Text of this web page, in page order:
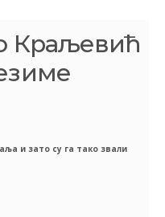
Краљевић
и зато су га тако звали